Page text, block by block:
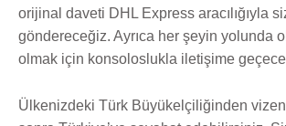
orijinal daveti DHL Express aracılığıyla
göndereceğiz. Ayrıca her şeyin yolunda
olmak için konsoloslukla iletişime
Ülkenizdeki Türk Büyükelçiliğinden